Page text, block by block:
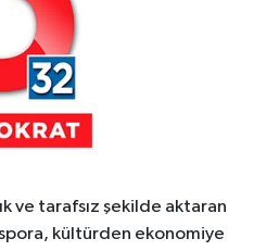
ve tarafsız şekilde aktaran
kültürden ekonomiye